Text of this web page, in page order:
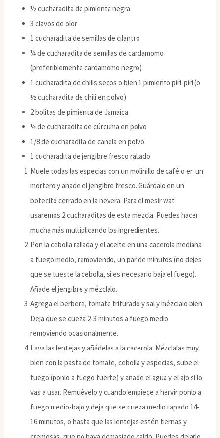
½ cucharadita de pimienta negra
3 clavos de olor
1 cucharadita de semillas de cilantro
¼ de cucharadita de semillas de cardamomo
(preferiblemente cardamomo negro)
1 cucharadita de chilis secos o bien 1 pimiento piri-piri (o
½ cucharadita de chili en polvo)
2 bolitas de pimienta de Jamaica
¼ de cucharadita de cúrcuma en polvo
1/8 de cucharadita de canela en polvo
1 cucharadita de jengibre fresco rallado
Muele todas las especias con un molinillo de café o en un
mortero y añade el jengibre fresco. Guárdalo en un
botecito cerrado en la nevera. Para el mesir wat
usaremos 2 cucharaditas de esta mezcla. Puedes hacer
mucha más multiplicando los ingredientes.
Pon la cebolla rallada y el aceite en una cacerola mediana
a fuego medio, removiendo, un par de minutos (no dejes
que se tueste la cebolla, si es necesario baja el fuego).
Añade el jengibre y mézclalo.
Agrega el berbere, tomate triturado y sal y mézclalo bien.
Deja que se cueza 2-3 minutos a fuego medio
removiendo ocasionalmente.
Lava las lentejas y añádelas a la cacerola. Mézclalas muy
bien con la pasta de tomate, cebolla y especias, sube el
fuego (ponlo a fuego fuerte) y añade el agua y el ajo si lo
vas a usar. Remuévelo y cuando empiece a hervir ponlo a
fuego medio-bajo y deja que se cueza medio tapado 14-
16 minutos, o hasta que las lentejas estén tiernas y